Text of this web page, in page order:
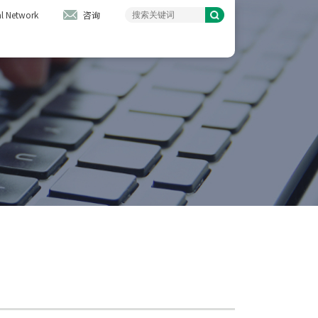
Network 咨询